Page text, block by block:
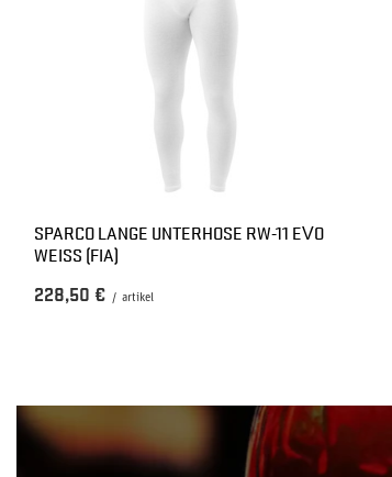
SPARCO LANGE UNTERHOSE RW-11 EVO
WEISS (FIA)
228,50 € / artikel